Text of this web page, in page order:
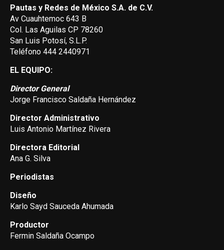
Pautas y Redes de México S.A. de C.V.
Av Cuauhtemoc 643 B
Col. Las Aguilas CP 78260
San Luis Potosí, S.L.P.
Teléfono 444 2440971
EL EQUIPO:
Director General
Jorge Francisco Saldaña Hernández
Director Administrativo
Luis Antonio Martínez Rivera
Directora Editorial
Ana G. Silva
Periodistas
Diseño
Karlo Sayd Sauceda Ahumada
Productor
Fermin Saldaña Ocampo